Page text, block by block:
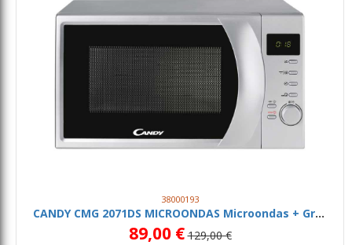
38000193
CANDY CMG 2071DS MICROONDAS Microondas + Grill Silver
89,00 € 129,00 €